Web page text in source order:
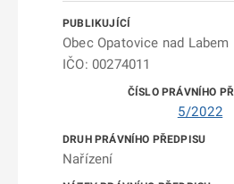
Obec Opatovice nad Labem
IČO: 00274011
5/2022
Nařízení